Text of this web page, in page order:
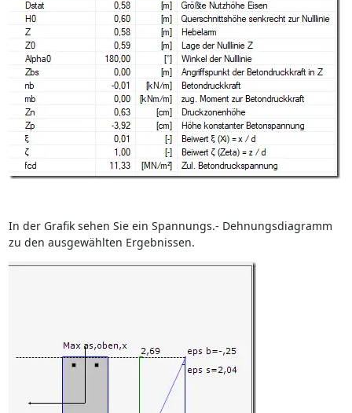
In der Grafik sehen Sie ein Spannungs.- Dehnungsdiagramm
zu den ausgewählten Ergebnissen.